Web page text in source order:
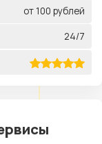
от 100 рублей
24/7